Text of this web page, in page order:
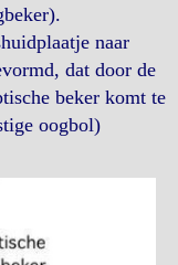
naar
dat door de
beker komt te
oogbol)